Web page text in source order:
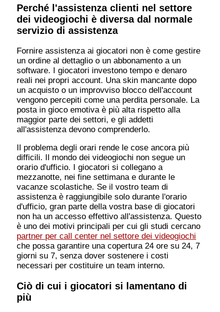
Perché l'assistenza clienti nel settore
dei videogiochi è diversa dal normale
servizio di assistenza
Fornire assistenza ai giocatori non è come gestire
un ordine al dettaglio o un abbonamento a un
software. I giocatori investono tempo e denaro
reali nei propri account. Una skin mancante dopo
un acquisto o un improvviso blocco dell'account
vengono percepiti come una perdita personale. La
posta in gioco emotiva è più alta rispetto alla
maggior parte dei settori, e gli addetti
all'assistenza devono comprenderlo.
Il problema degli orari rende le cose ancora più
difficili. Il mondo dei videogiochi non segue un
orario d'ufficio. I giocatori si collegano a
mezzanotte, nei fine settimana e durante le
vacanze scolastiche. Se il vostro team di
assistenza è raggiungibile solo durante l'orario
d'ufficio, gran parte della vostra base di giocatori
non ha un accesso effettivo all'assistenza. Questo
è uno dei motivi principali per cui gli studi cercano
partner per call center nel settore dei videogiochi
che possa garantire una copertura 24 ore su 24, 7
giorni su 7, senza dover sostenere i costi
necessari per costituire un team interno.
Ciò di cui i giocatori si lamentano di
più